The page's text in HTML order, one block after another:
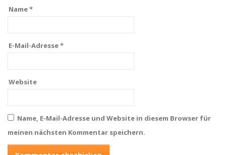
Name*
E-Mail-Adresse*
Website
Name, E-Mail-Adresse und Website in diesem Browser für
meinen nächsten Kommentar speichern.